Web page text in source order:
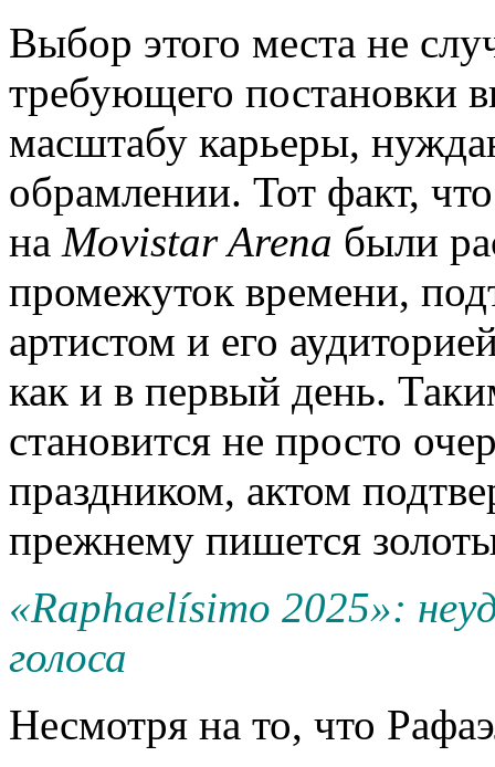
Выбор этого места не
требующего постановки
масштабу карьеры,
обрамлении. Тот факт,
на Movistar Arena были
промежуток времени,
артистом и его
как и в первый день.
становится не просто
праздником, актом
прежнему пишется
«Raphaelísimo 2025»:
голоса
Несмотря на то, что